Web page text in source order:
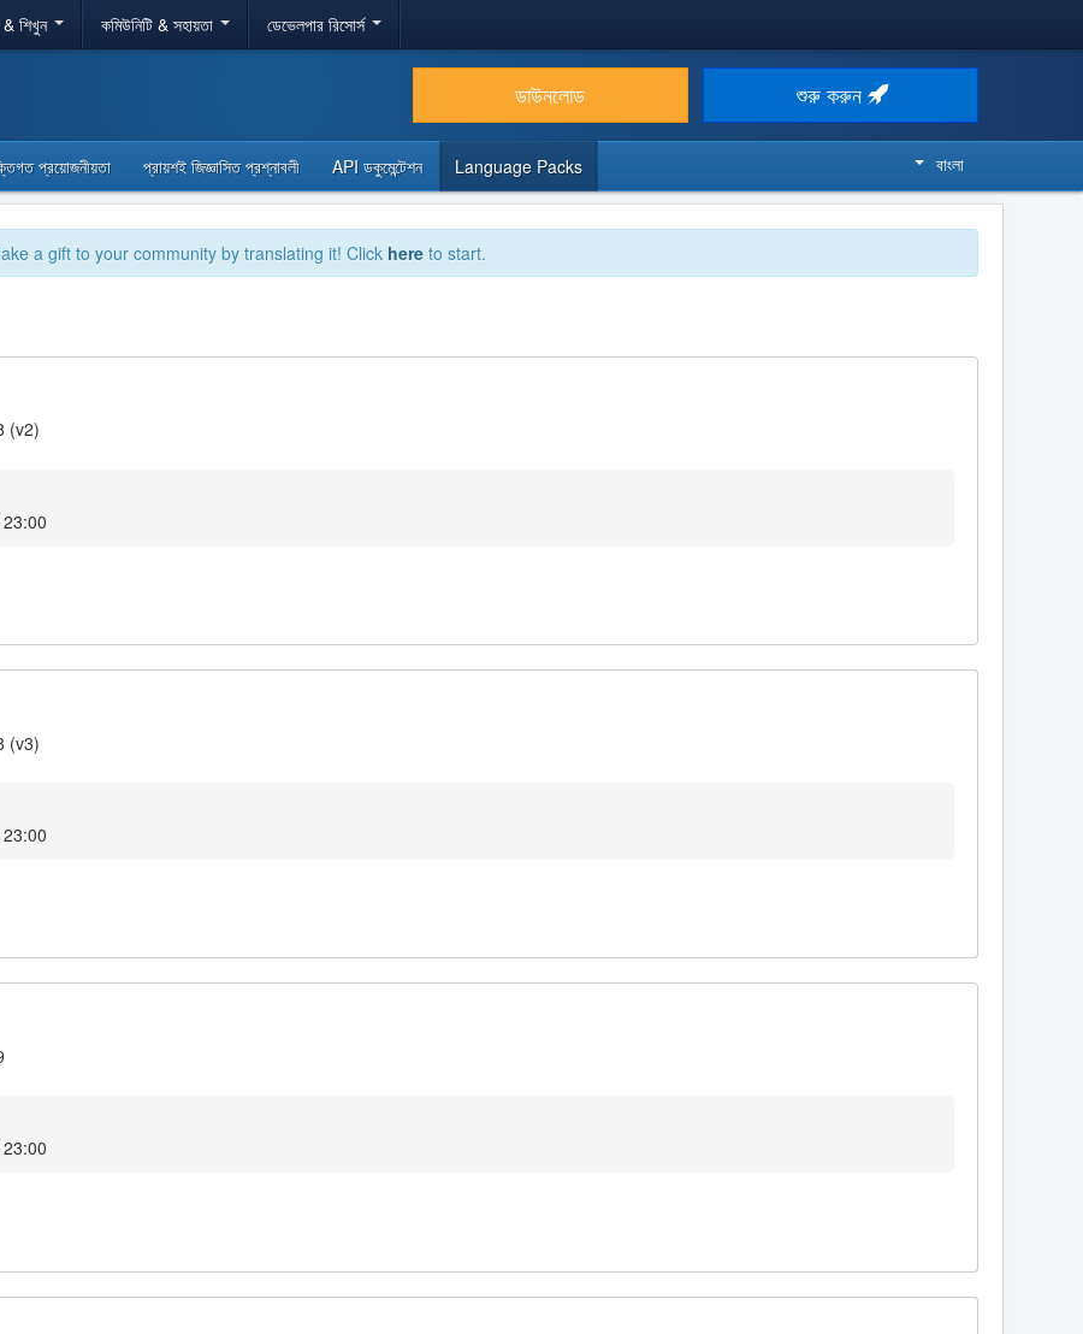
শিখুন কমিউনিটি & সহায়তা ডেভেলপার রিসোর্স
ডাউনলোড শুরু করুন
প্রয়োজনীয়তা প্রায়শই জিজ্ঞাসিত প্রশ্নাবলী API ডকুমেন্টেশন Language Packs বাংলা
a gift to your community by translating it! Click here to start.
(v2)
23:00
(v3)
23:00
23:00